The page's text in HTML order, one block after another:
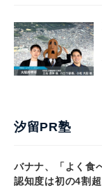
汐留PR塾
バナナ、「よく食
認知度は初の4割